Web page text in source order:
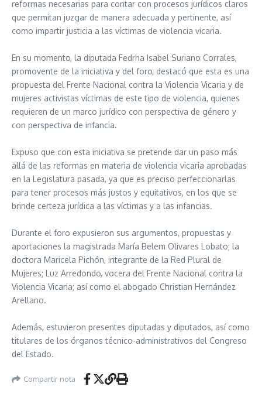
reformas necesarias para contar con procesos jurídicos claros
que permitan juzgar de manera adecuada y pertinente, así
como impartir justicia a las víctimas de violencia vicaria.
En su momento, la diputada Fedrha Isabel Suriano Corrales,
promovente de la iniciativa y del foro, destacó que esta es una
propuesta del Frente Nacional contra la Violencia Vicaria y de
mujeres activistas víctimas de este tipo de violencia, quienes
requieren de un marco jurídico con perspectiva de género y
con perspectiva de infancia.
Expuso que con esta iniciativa se pretende dar un paso más
allá de las reformas en materia de violencia vicaria aprobadas
en la Legislatura pasada, ya que es preciso perfeccionarlas
para tener procesos más justos y equitativos, en los que se
brinde certeza jurídica a las víctimas y a las infancias.
Durante el foro expusieron sus argumentos, propuestas y
aportaciones la magistrada María Belem Olivares Lobato; la
doctora Maricela Pichón, integrante de la Red Plural de
Mujeres; Luz Arredondo, vocera del Frente Nacional contra la
Violencia Vicaria; así como el abogado Christian Hernández
Arellano.
Además, estuvieron presentes diputadas y diputados, así como
titulares de los órganos técnico-administrativos del Congreso
del Estado.
Compartir nota